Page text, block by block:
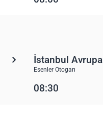
İstanbul Avrupa
Esenler Otogarı
08:30